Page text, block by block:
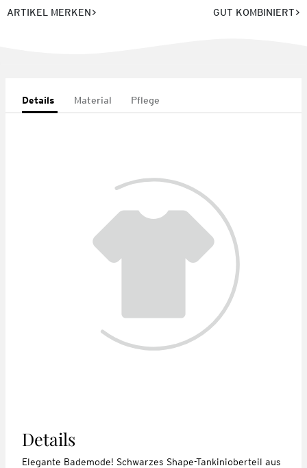
ARTIKEL MERKEN GUT KOMBINIERT
Details Material Pflege
Details
Elegante Bademode! Schwarzes Shape-Tankinioberteil aus